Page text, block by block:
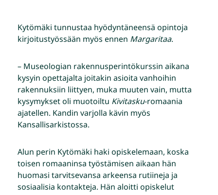
Kytömäki tunnustaa hyödyntäneensä opintoja
kirjoitustyössään myös ennen Margaritaa.
– Museologian rakennusperintökurssin aikana
kysyin opettajalta joitakin asioita vanhoihin
rakennuksiin liittyen, muka muuten vain, mutta
kysymykset oli muotoiltu Kivitasku-romaania
ajatellen. Kandin varjolla kävin myös
Kansallisarkistossa.
Alun perin Kytömäki haki opiskelemaan, koska
toisen romaaninsa työstämisen aikaan hän
huomasi tarvitsevansa arkeensa rutiineja ja
sosiaalisia kontakteja. Hän aloitti opiskelut